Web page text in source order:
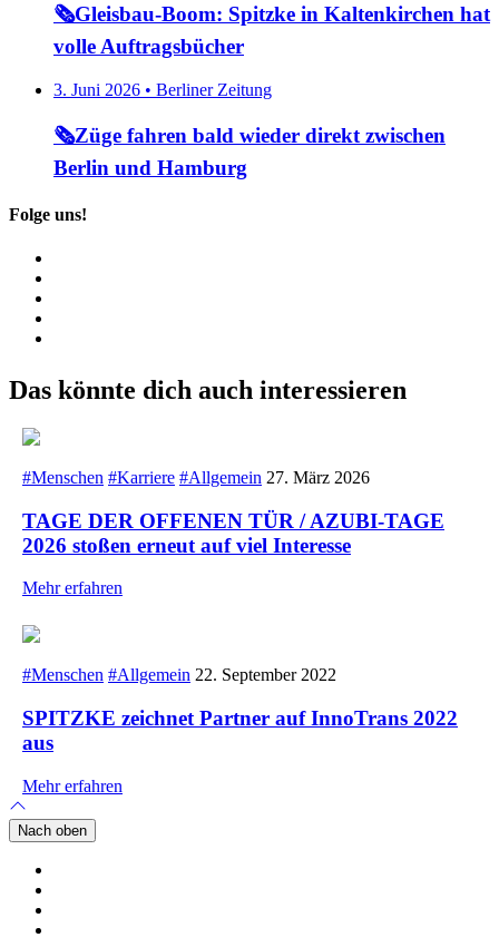
🗞️Gleisbau-Boom: Spitzke in Kaltenkirchen hat
volle Auftragsbücher
3. Juni 2026 • Berliner Zeitung
🗞️Züge fahren bald wieder direkt zwischen
Berlin und Hamburg
Folge uns!
Das könnte dich auch interessieren
#Menschen #Karriere #Allgemein 27. März 2026
TAGE DER OFFENEN TÜR / AZUBI-TAGE
2026 stoßen erneut auf viel Interesse
Mehr erfahren
#Menschen #Allgemein 22. September 2022
SPITZKE zeichnet Partner auf InnoTrans 2022
aus
Mehr erfahren
Nach oben